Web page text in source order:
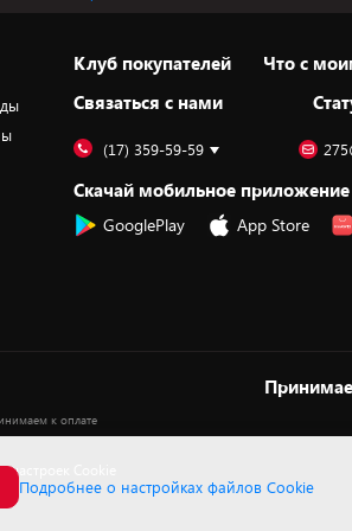
Клуб покупателей
Cвязаться с нами
Что с
(17) 359-59-59
Скачай мобильное
GooglePlay App Store
Cookie
Подробнее о настройках файлов Cookie